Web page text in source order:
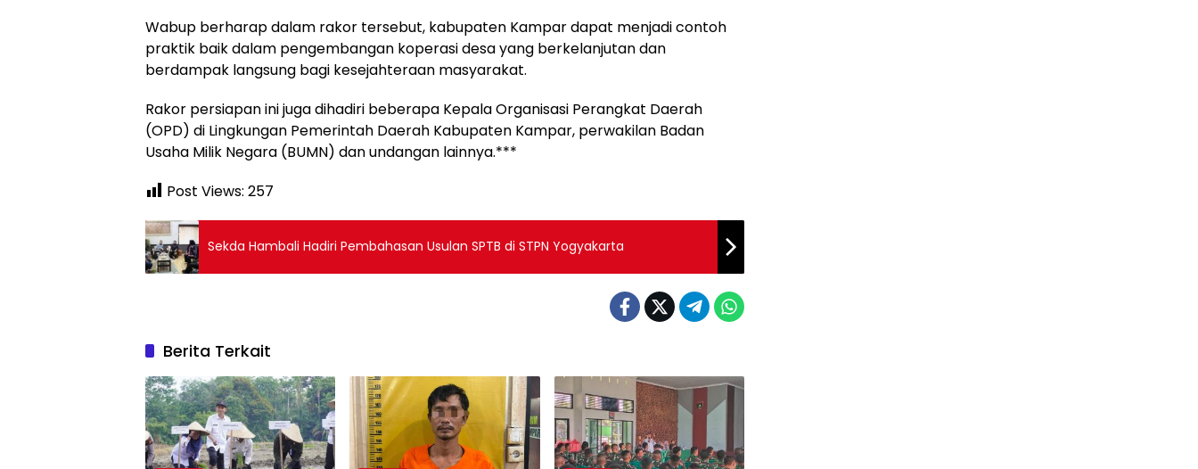
Wabup berharap dalam rakor tersebut, kabupaten Kampar dapat menjadi contoh
praktik baik dalam pengembangan koperasi desa yang berkelanjutan dan
berdampak langsung bagi kesejahteraan masyarakat.
Rakor persiapan ini juga dihadiri beberapa Kepala Organisasi Perangkat Daerah
(OPD) di Lingkungan Pemerintah Daerah Kabupaten Kampar, perwakilan Badan
Usaha Milik Negara (BUMN) dan undangan lainnya.***
Post Views: 257
Sekda Hambali Hadiri Pembahasan Usulan SPTB di STPN Yogyakarta
Berita Terkait